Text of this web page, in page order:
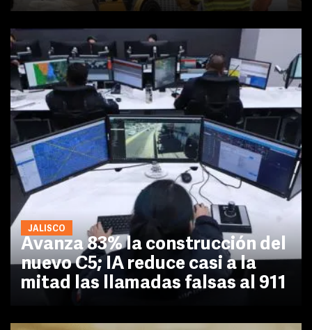
JALISCO
Avanza 83% la construcción del
nuevo C5; IA reduce casi a la
mitad las llamadas falsas al 911